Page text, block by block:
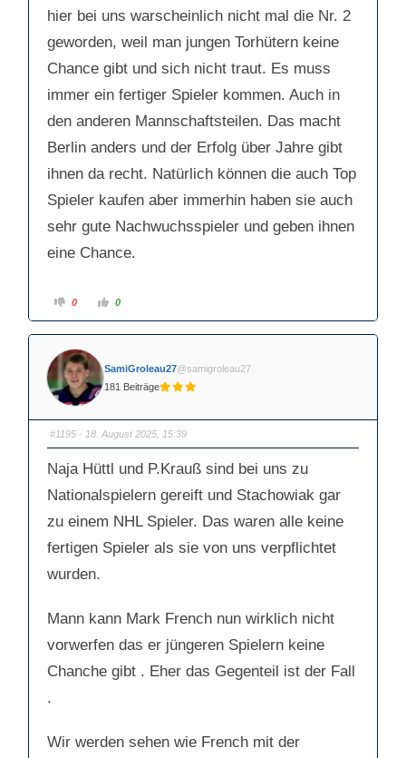
hier bei uns warscheinlich nicht mal die Nr. 2
geworden, weil man jungen Torhütern keine
Chance gibt und sich nicht traut. Es muss
immer ein fertiger Spieler kommen. Auch in
den anderen Mannschaftsteilen. Das macht
Berlin anders und der Erfolg über Jahre gibt
ihnen da recht. Natürlich können die auch Top
Spieler kaufen aber immerhin haben sie auch
sehr gute Nachwuchsspieler und geben ihnen
eine Chance.
A
k
c
k
e
n
f
ü
D
a
u
m
n
n
a
c
u
t
e
.
0
A
k
e
f
D
a
u
m
n
a
c
o
e
n
0
SamiGroleau27@samigroleau27
181 Beiträge
#1195 · 18. August 2025, 15:39
Naja Hüttl und P.Krauß sind bei uns zu
Nationalspielern gereift und Stachowiak gar
zu einem NHL Spieler. Das waren alle keine
fertigen Spieler als sie von uns verpflichtet
wurden.
Mann kann Mark French nun wirklich nicht
vorwerfen das er jüngeren Spielern keine
Chanche gibt . Eher das Gegenteil ist der Fall
.
Wir werden sehen wie French mit der